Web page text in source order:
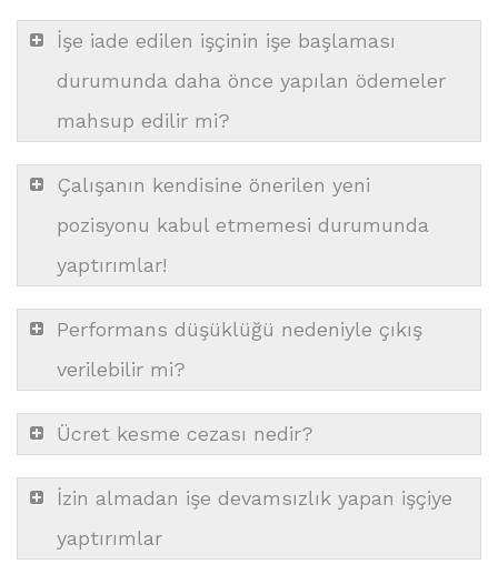
İşe iade edilen işçinin işe başlaması
durumunda daha önce yapılan ödemeler
mahsup edilir mi?
Çalışanın kendisine önerilen yeni
pozisyonu kabul etmemesi durumunda
yaptırımlar!
Performans düşüklüğü nedeniyle çıkış
verilebilir mi?
Ücret kesme cezası nedir?
İzin almadan işe devamsızlık yapan işçiye
yaptırımlar